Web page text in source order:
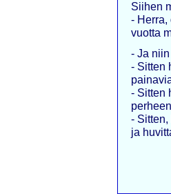
Siihen
- Herra,
vuotta
- Ja
- Sitten
- Sitten
-
ja